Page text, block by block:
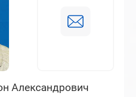
Александрович